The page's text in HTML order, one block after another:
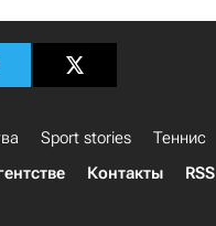
Sport stories Теннис
Контакты RSS